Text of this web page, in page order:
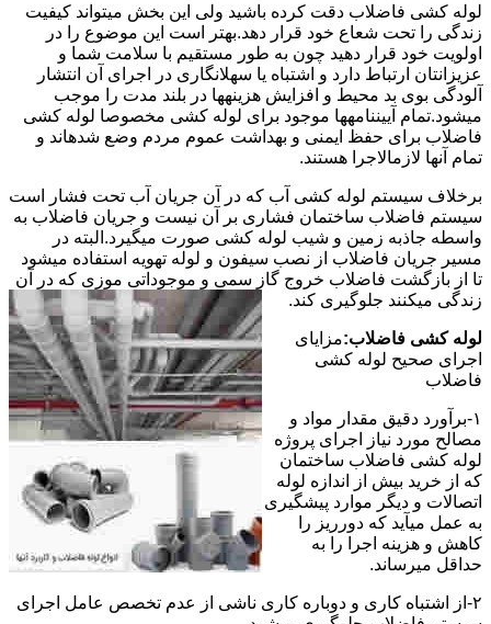
لوله کشی فاضلاب دقت کرده باشید ولی این بخش میتواند کیفیت
زندگی را تحت شعاع خود قرار دهد.بهتر است این موضوع را در
اولویت خود قرار دهید چون به طور مستقیم با سلامت شما و
عزیزانتان ارتباط دارد و اشتباه یا سهلانگاری در اجرای آن انتشار
آلودگی بوی بد محیط و افزایش هزینهها در بلند مدت را موجب
میشود.تمام آییننامهها موجود برای لوله کشی مخصوصا لوله کشی
فاضلاب برای حفظ ایمنی و بهداشت عموم مردم وضع شدهاند و
تمام آنها لازمالاجرا هستند.
برخلاف سیستم لوله کشی آب که در آن جریان آب تحت فشار است
سیستم فاضلاب ساختمان فشاری بر آن نیست و جریان فاضلاب به
واسطه جاذبه زمین و شیب لوله کشی صورت میگیرد.البته در
مسیر جریان فاضلاب از نصب سیفون و لوله تهویه استفاده میشود
تا از بازگشت فاضلاب خروج گاز سمی و موجوداتی موزی که در آن
زندگی میکنند جلوگیری کند.
لوله کشی فاضلاب:مزایای
اجرای صحیح لوله کشی
فاضلاب
۱-برآورد دقیق مقدار مواد و
مصالح مورد نیاز اجرای پروژه
لوله کشی فاضلاب ساختمان
که از خرید بیش از اندازه لوله
اتصالات و دیگر موارد پیشگیری
به عمل میآید که دورریز را
کاهش و هزینه اجرا را به
حداقل میرساند.
۲-از اشتباه کاری و دوباره کاری ناشی از عدم تخصص عامل اجرای